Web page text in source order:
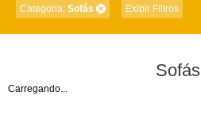
Categoria: Sofás Exibir Filtros
Sofás
Carregando...